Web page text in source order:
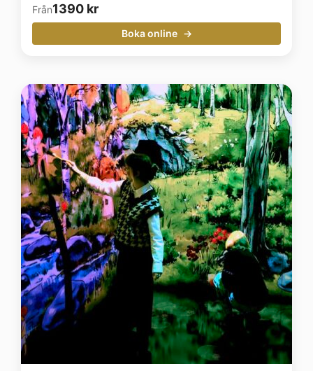
Från1390 kr
Boka online